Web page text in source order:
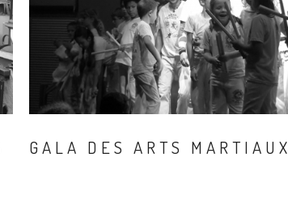
GALA DES ARTS MARTIAUX